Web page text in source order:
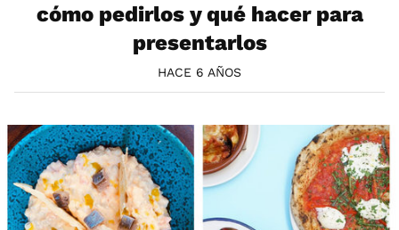
cómo pedirlos y qué hacer para
presentarlos
HACE 6 AÑOS